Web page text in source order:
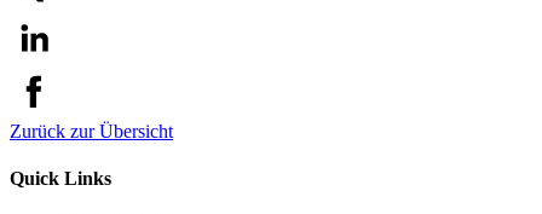
Zurück zur Übersicht
Quick Links